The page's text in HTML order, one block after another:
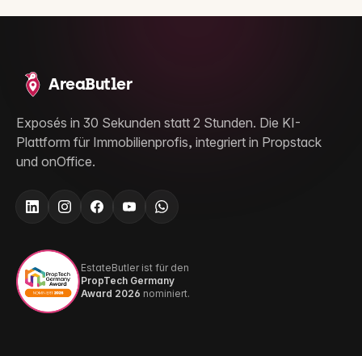
AreaButler
Exposés in 30 Sekunden statt 2 Stunden. Die KI-
Plattform für Immobilienprofis, integriert in Propstack
und onOffice.
EstateButler ist für den
PropTech Germany
Award 2026 nominiert.